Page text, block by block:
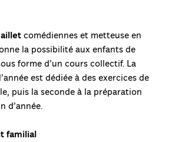
comédiennes et metteuse en
la possibilité aux enfants de
forme d’un cours collectif. La
est dédiée à des exercices de
puis la seconde à la préparation
d’année.
familial